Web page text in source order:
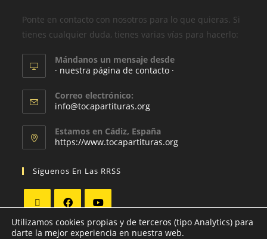
Ponte en contacto con nosotros para lo que quieras. Si
tienes cualquier duda, tienes varias vías para hacerlo:
Mándanos un mensaje desde
· nuestra página de contacto ·
Correo electrónico:
info@tocapartituras.org
Estamos en Cádiz, España
https://www.tocapartituras.org
Síguenos En Las RRSS
Utilizamos cookies propias y de terceros (tipo Analytics) para
darte la mejor experiencia en nuestra web.